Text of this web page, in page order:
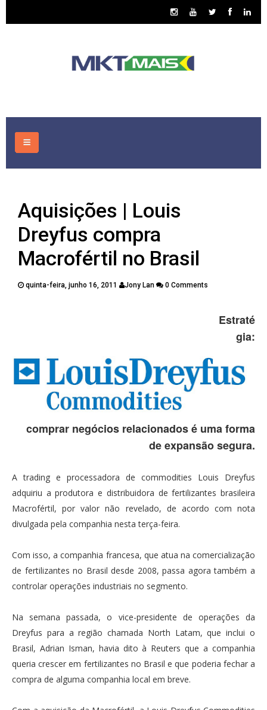
CONSULTORIA
ASSUNTOS
PUBLICAÇÕES
Aquisições | Louis
Dreyfus compra
Macrofértil no Brasil
quinta-feira, junho 16, 2011 Jony Lan 0 Comments
Estraté
gia:
comprar negócios relacionados é uma forma
de expansão segura.
A trading e processadora de commodities Louis Dreyfus
adquiriu a produtora e distribuidora de fertilizantes brasileira
Macrofértil, por valor não revelado, de acordo com nota
divulgada pela companhia nesta terça-feira.
Com isso, a companhia francesa, que atua na comercialização
de fertilizantes no Brasil desde 2008, passa agora também a
controlar operações industriais no segmento.
Na semana passada, o vice-presidente de operações da
Dreyfus para a região chamada North Latam, que inclui o
Brasil, Adrian Isman, havia dito à Reuters que a companhia
queria crescer em fertilizantes no Brasil e que poderia fechar a
compra de alguma companhia local em breve.